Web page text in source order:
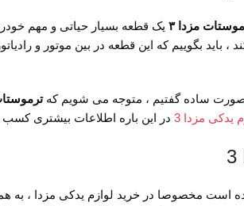
مزدا ۳
یک قطعه بسیار حیاتی و مهم
، باید بگوییم که این قطعه در بین موتور و
صورت ساده گفتیم ، متوجه می شویم که
یدکی مزدا 3 در این باره اطلاعات بیشتری کسب
مخصوصا در خرید لوازم یدکی مزدا ، به